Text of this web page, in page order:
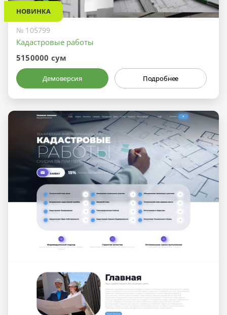
НОВИНКА
№ 105799
Кадастровые работы
5150000 сум
Демоверсия Подробнее